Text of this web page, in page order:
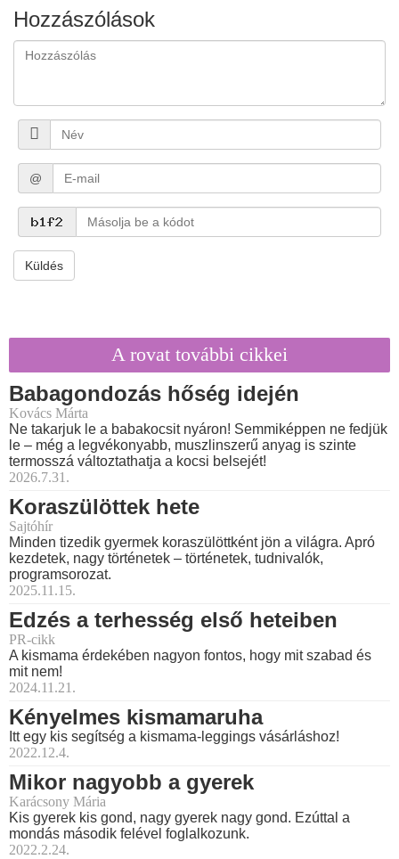
Hozzászólások
@
Küldés
A rovat további cikkei
Babagondozás hőség idején
Kovács Márta
Ne takarjuk le a babakocsit nyáron! Semmiképpen ne fedjük
le – még a legvékonyabb, muszlinszerű anyag is szinte
termosszá változtathatja a kocsi belsejét!
2026.7.31.
Koraszülöttek hete
Sajtóhír
Minden tizedik gyermek koraszülöttként jön a világra. Apró
kezdetek, nagy történetek – történetek, tudnivalók,
programsorozat.
2025.11.15.
Edzés a terhesség első heteiben
PR-cikk
A kismama érdekében nagyon fontos, hogy mit szabad és
mit nem!
2024.11.21.
Kényelmes kismamaruha
Itt egy kis segítség a kismama-leggings vásárláshoz!
2022.12.4.
Mikor nagyobb a gyerek
Karácsony Mária
Kis gyerek kis gond, nagy gyerek nagy gond. Ezúttal a
mondás második felével foglalkozunk.
2022.2.24.